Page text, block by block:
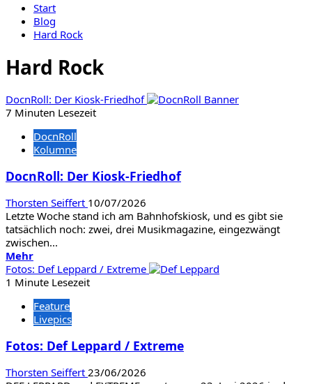
Start
Blog
Hard Rock
Hard Rock
DocnRoll: Der Kiosk-Friedhof
7 Minuten Lesezeit
DocnRoll
Kolumne
DocnRoll: Der Kiosk-Friedhof
Thorsten Seiffert 10/07/2026
Letzte Woche stand ich am Bahnhofskiosk, und es gibt sie
tatsächlich noch: zwei, drei Musikmagazine, eingezwängt
zwischen...
MehrMehr
Informationen
über
Der
Kiosk-
Fotos: Def Leppard / Extreme
1 Minute Lesezeit
Feature
Livepics
Fotos: Def Leppard / Extreme
Thorsten Seiffert 23/06/2026